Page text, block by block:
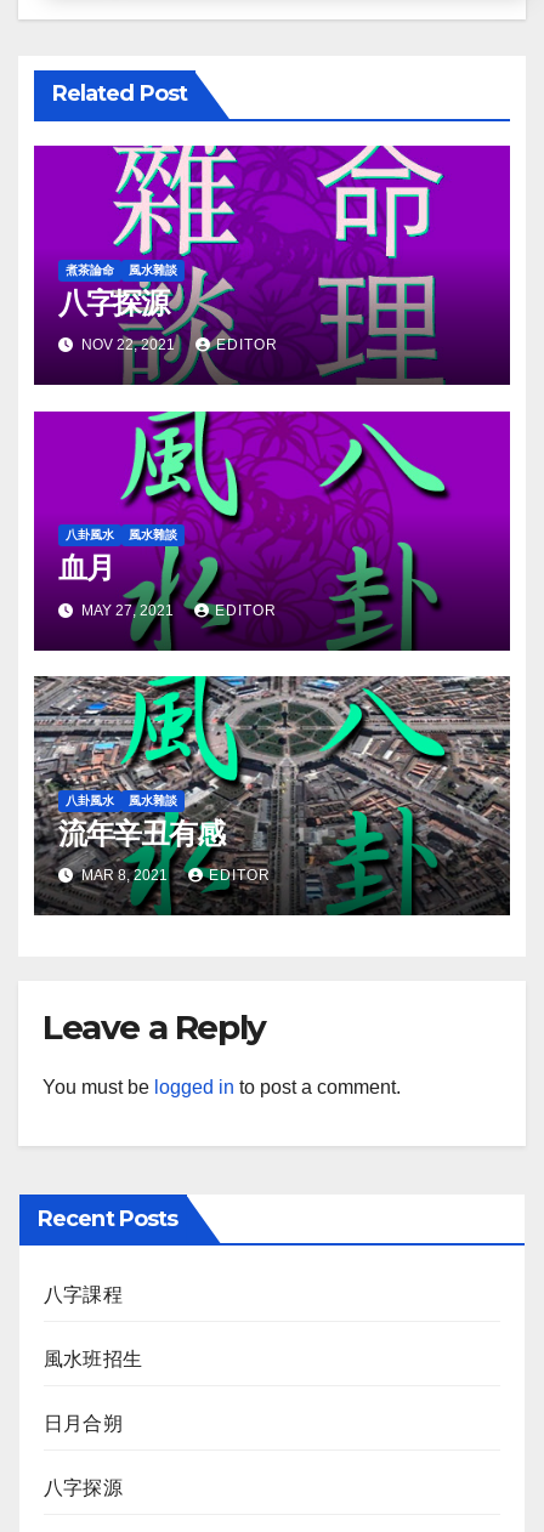
Related Post
煮茶論命 風水雜談
八字探源
NOV 22, 2021 EDITOR
八卦風水 風水雜談
血月
MAY 27, 2021 EDITOR
八卦風水 風水雜談
流年辛丑有感
MAR 8, 2021 EDITOR
Leave a Reply
You must be logged in to post a comment.
Recent Posts
八字課程
風水班招生
日月合朔
八字探源